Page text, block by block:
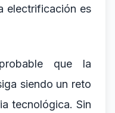
electrificación es
que la
siendo un reto
tecnológica. Sin